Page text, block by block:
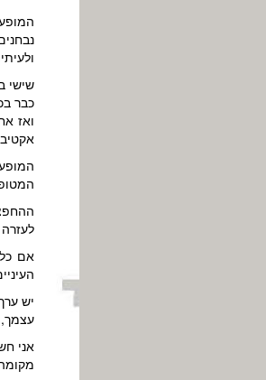
שישי
כבר
ואז
אם
יש
עצמך,
אני